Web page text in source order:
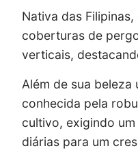
Nativa das
coberturas de
verticais,
Além de sua beleza
conhecida pela
cultivo, exigindo
diárias para um